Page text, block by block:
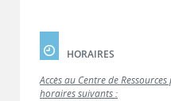
HORAIRES
Accès au Centre de
horaires suivants :